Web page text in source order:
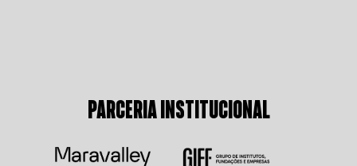
PARCERIA INSTITUCIONAL